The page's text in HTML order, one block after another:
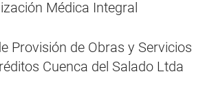
Médica Integral
Provisión de Obras y Servicios
Cuenca del Salado Ltda